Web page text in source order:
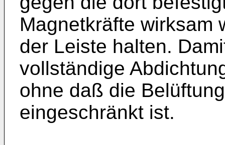
Magnetkräfte wirksam
der Leiste halten.
vollständige
ohne daß die
eingeschränkt ist.